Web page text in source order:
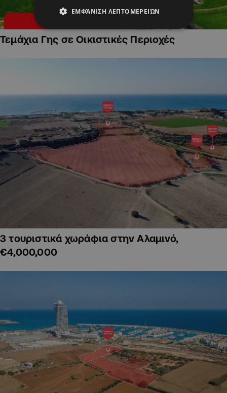
Τεμάχια Γης σε Οικιστικές Περιοχές
3 τουριστικά χωράφια στην Αλαμινό,
€4,000,000
ΕΜΦΆΝΙΣΗ ΛΕΠΤΟΜΕΡΕΙΏΝ